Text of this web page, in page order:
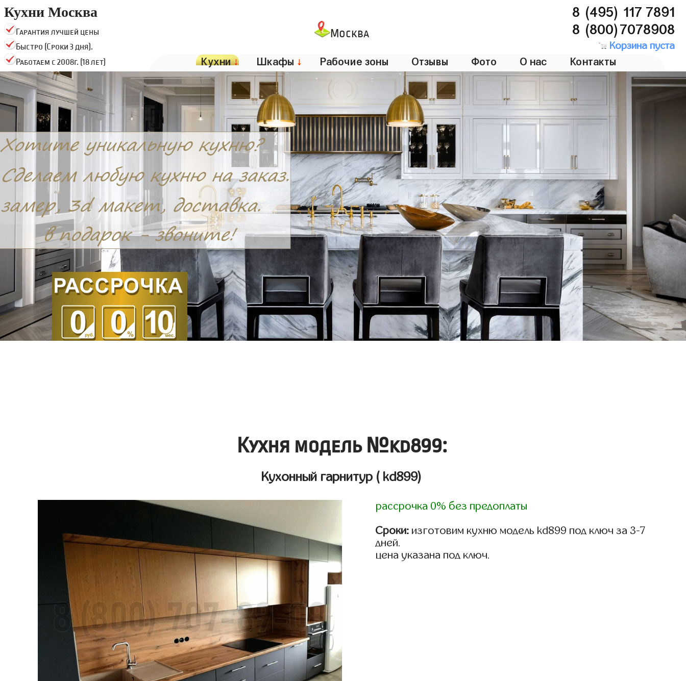
Кухни Москва
Гарантия лучшей цены
Быстро (Сроки 3 дня).
Работаем с 2008г. (18 лет)
Москва
8 (495) 117 7891
8 (800)7078908
Корзина пуста
Кухни↓ Шкафы ↓ Рабочие зоны Отзывы Фото О нас Контакты
Кухня модель №kd899:
Кухонный гарнитур ( kd899)
рассрочка 0% без предоплаты
Сроки: изготовим кухню модель kd899 под ключ за 3-7
дней.
цена указана под ключ.